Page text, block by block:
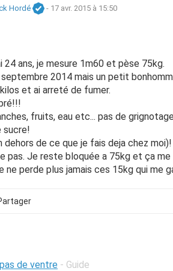
Hordé
- 17 avr. 2015 à 15:50
24 ans, je mesure 1m60 et pèse 75kg.
2014 mais un petit
et ai arreté de fumer.
fruits, eau etc... pas de
sucre!
dehors de ce que je fais deja chez moi)!
pas. Je reste bloquée a 75kg et ça me
ne perde plus jamais ces 15kg qui me
de ventre - Guide